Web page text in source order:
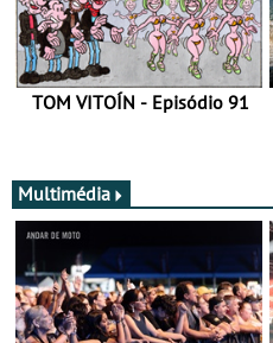
TOM VITOÍN - Episódio 91
Multimédia